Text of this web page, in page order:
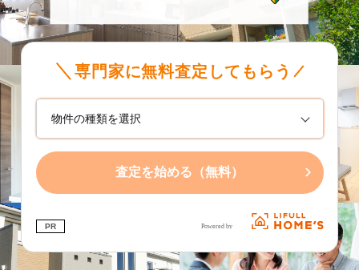
専門家に無料査定してもらう
査定を始める（無料） ›
PR